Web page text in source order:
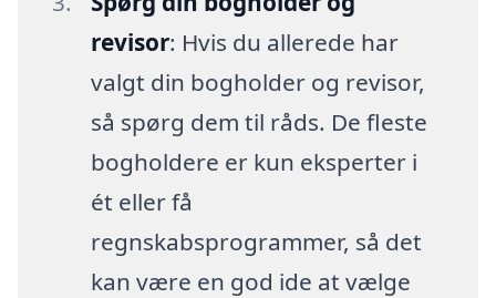
revisor: Hvis du allerede har
valgt din bogholder og revisor,
så spørg dem til råds. De fleste
bogholdere er kun eksperter i
ét eller få
regnskabsprogrammer, så det
kan være en god ide at vælge